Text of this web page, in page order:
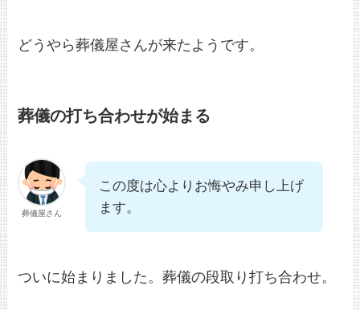
どうやら葬儀屋さんが来たようです。
葬儀の打ち合わせが始まる
葬儀屋さん
この度は心よりお悔やみ申し上げ
ます。
ついに始まりました。葬儀の段取り打ち合わせ。